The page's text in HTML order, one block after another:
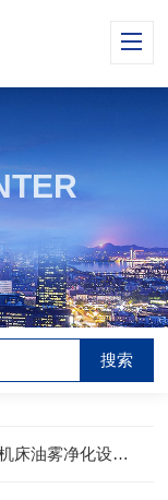
床油雾净化设备